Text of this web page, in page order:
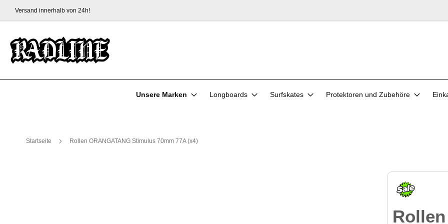
Zum
Versand innerhalb von 24h!
Unsere Marken Longboards Surfskates Protektoren und Zubehöre
Startseite Rollen ORANGATANG Stimulus 70mm 77A (x4)
Rollen